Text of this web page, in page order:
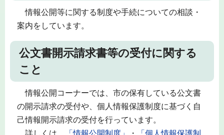
情報公開等に関する制度や手続についての相談・
案内をしています。
公文書開示請求書等の受付に関する
こと
情報公開コーナーでは、市の保有している公文書
の開示請求の受付や、個人情報保護制度に基づく自
己情報開示請求の受付を行っています。